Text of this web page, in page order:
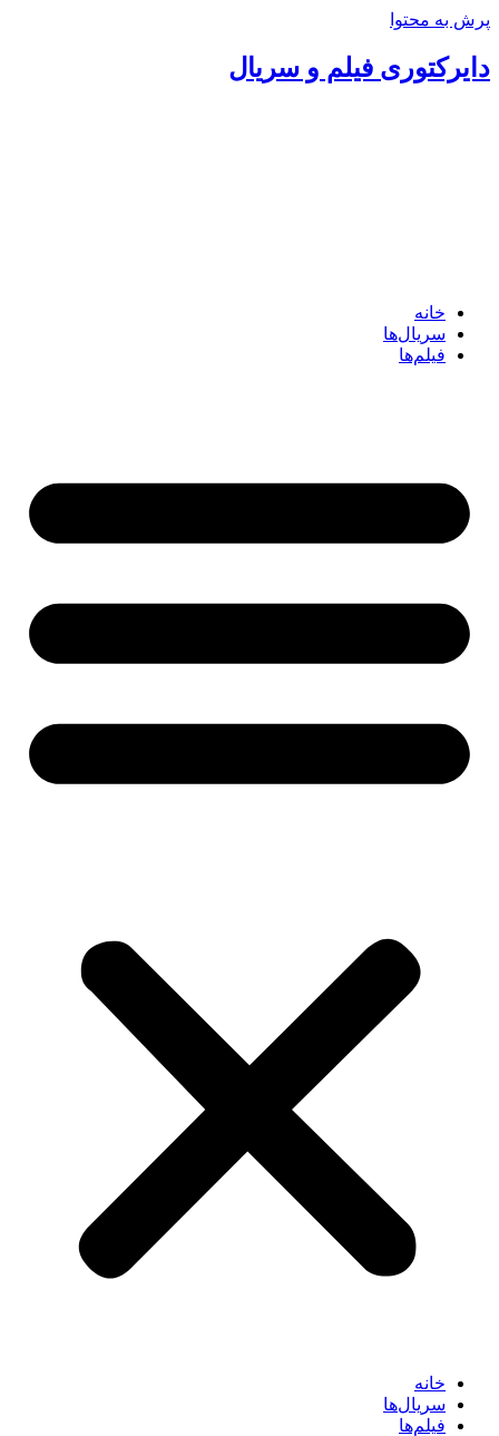
پرش به محتوا
دایرکتوری فیلم و سریال
خانه
سریال‌ها
فیلم‌ها
خانه
سریال‌ها
فیلم‌ها